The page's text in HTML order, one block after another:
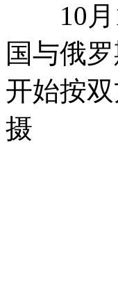
10月
国与俄
开始按
摄